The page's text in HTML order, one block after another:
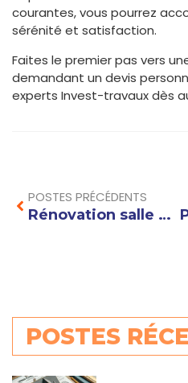
courantes, vous pourrez
sérénité et satisfaction.
Faites le premier pas vers
demandant un devis
experts Invest-travaux dès
POSTES PRÉCÉDENTS
Rénovation salle de bain : conseils et étapes clés pour moderniser votre espace efficacement
POSTES